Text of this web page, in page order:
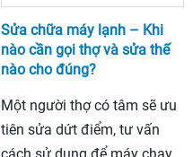
Sửa chữa máy lạnh – Khi
nào cần gọi thợ và sửa thế
nào cho đúng?
Một người thợ có tâm sẽ ưu
tiên sửa dứt điểm, tư vấn